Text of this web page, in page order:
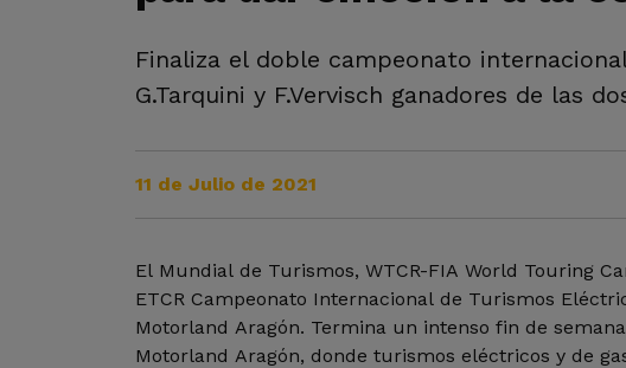
Finaliza el doble campeonato
G.Tarquini y F.Vervisch ganadores de las
11 de Julio de 2021
El Mundial de Turismos, WTCR-FIA World Touring
ETCR Campeonato Internacional de Turismos
Motorland Aragón. Termina un intenso fin de
Motorland Aragón, donde turismos eléctricos y de